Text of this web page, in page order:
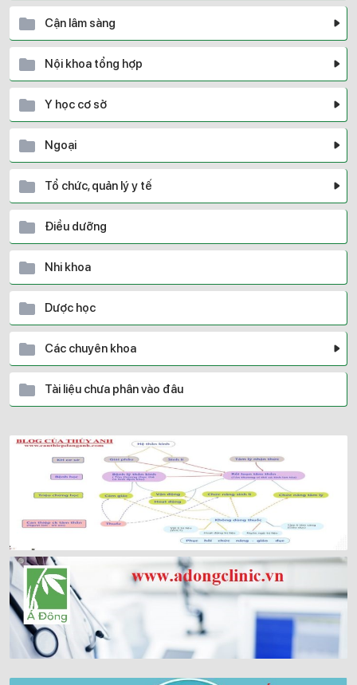
Cận lâm sàng
Nội khoa tổng hợp
Y học cơ sở
Ngoại
Tổ chức, quản lý y tế
Điều dưỡng
Nhi khoa
Dược học
Các chuyên khoa
Tài liệu chưa phân vào đâu